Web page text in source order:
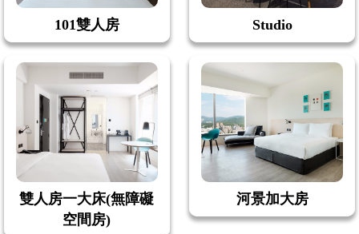
101雙人房 Studio
雙人房一大床(無障礙
空間房)
河景加大房